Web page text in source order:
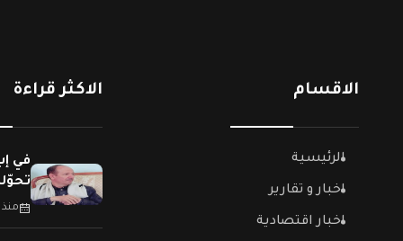
الاقسام
الرئيسية
اخبار و تقارير
اخبار اقتصادية
الاكثر قراءة
في